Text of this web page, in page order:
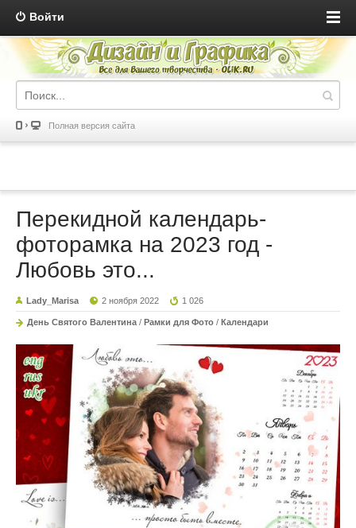
Войти
Полная версия сайта
Перекидной календарь-
фоторамка на 2023 год -
Любовь это...
Lady_Marisa 2 ноября 2022 1 026
День Святого Валентина / Рамки для Фото / Календари